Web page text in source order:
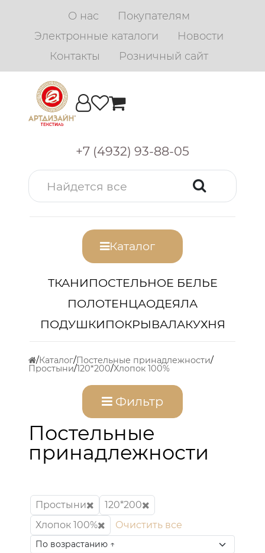
О нас
Покупателям
Электронные каталоги
Новости
Контакты
Розничный сайт
+7 (4932) 93-88-05
Каталог
ТКАНИПОСТЕЛЬНОЕ БЕЛЬЕ
ПОЛОТЕНЦАОДЕЯЛА
ПОДУШКИПОКРЫВАЛАКУХНЯ
Каталог Постельные принадлежности
Простыни 120*200 Хлопок 100%
Фильтр
Постельные
принадлежности
Простыни
120*200
Хлопок 100%
Очистить все